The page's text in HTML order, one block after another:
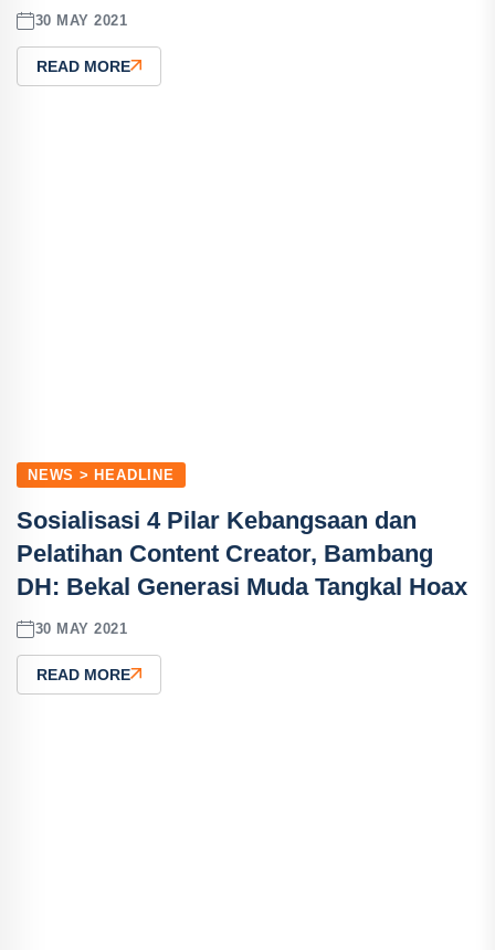
30 MAY 2021
READ MORE
NEWS > HEADLINE
Sosialisasi 4 Pilar Kebangsaan dan
Pelatihan Content Creator, Bambang
DH: Bekal Generasi Muda Tangkal Hoax
30 MAY 2021
READ MORE